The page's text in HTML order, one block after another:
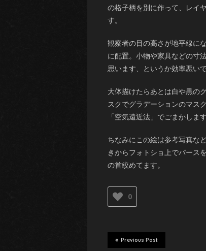
の格子柄を別に作って、レイ
す。
観察者の目の高さが地平線に
に配置。小物や家具などの寸
思います、というか効率悪いで
大体描けたらあとは白や黒の
スクでグラデーションのマス
「空気遠近法」でごまかします
ちなみにこの絵は参考写真な
きからフォトショ上でパース
の首絞めてます。
0
Previous Post